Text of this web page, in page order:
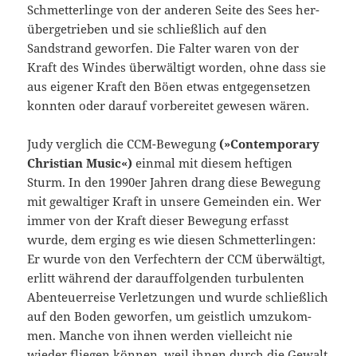
Schmetterlinge von der anderen Seite des Sees her­
übergetrieben und sie schließlich auf den
Sandstrand geworfen. Die Falter waren von der
Kraft des Windes überwältigt worden, ohne dass sie
aus eigener Kraft den Böen etwas entgegensetzen
konnten oder darauf vorbereitet gewesen wären.
Judy verglich die CCM-Bewegung (»Contemporary
Christian Music«)einmal mit diesem heftigen
Sturm. In den 1990er Jahren drang diese Bewegung
mit gewaltiger Kraft in unsere Gemeinden ein. Wer
immer von der Kraft dieser Be­wegung erfasst
wurde, dem erging es wie diesen Schmetterlingen:
Er wurde von den Verfechtern der CCM überwältigt,
erlitt während der darauffolgenden turbulenten
Abenteuerreise Verletzungen und wurde schließlich
auf den Boden geworfen, um geistlich umzukom­
men. Manche von ihnen werden vielleicht nie